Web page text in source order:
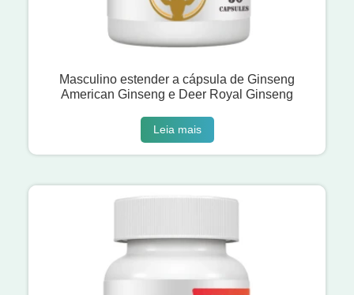
Masculino estender a cápsula de Ginseng
American Ginseng e Deer Royal Ginseng
Leia mais